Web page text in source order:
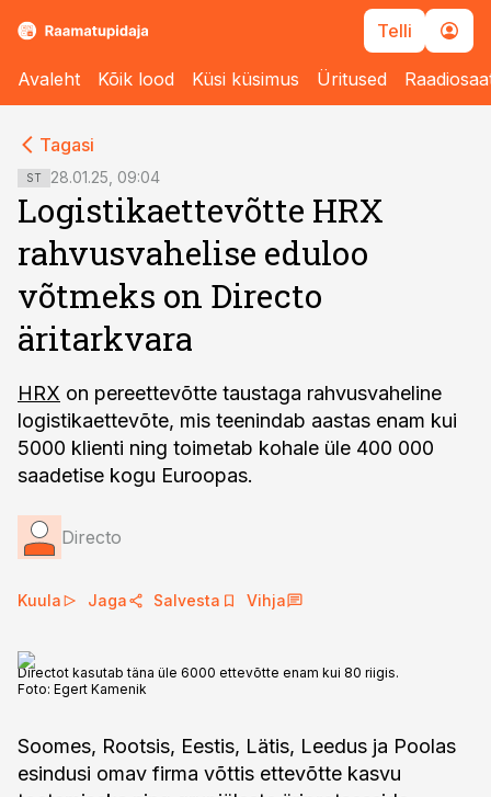
Telli
Avaleht Kõik lood Küsi küsimus Üritused
Tagasi
ST 28.01.25, 09:04
Logistikaettevõtte HRX
rahvusvahelise eduloo
võtmeks on Directo
äritarkvara
HRX on pereettevõtte taustaga rahvusvaheline
logistikaettevõte, mis teenindab aastas enam kui
5000 klienti ning toimetab kohale üle 400 000
saadetise kogu Euroopas.
Directo
Kuula Jaga Salvesta Vihja
Directot kasutab täna üle 6000 ettevõtte enam kui 80 riigis.
Foto: Egert Kamenik
Soomes, Rootsis, Eestis, Lätis, Leedus ja Poolas
esindusi omav firma võttis ettevõtte kasvu